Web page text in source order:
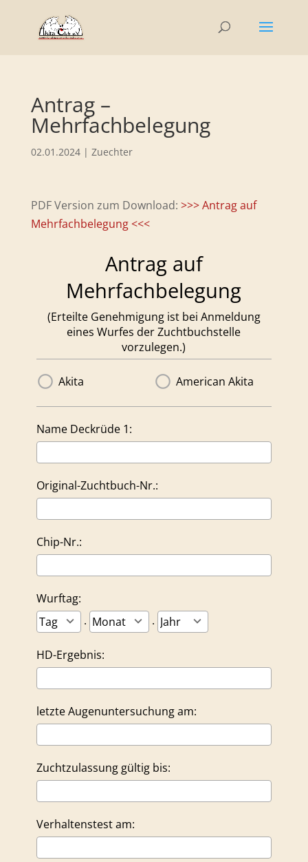
Antrag –
Mehrfachbelegung
02.01.2024| Zuechter
PDF Version zum Download: >>> Antrag auf
Mehrfachbelegung <<<
Antrag auf
Mehrfachbelegung
(Erteilte Genehmigung ist bei Anmeldung
eines Wurfes der Zuchtbuchstelle
vorzulegen.)
Akita American Akita
Name Deckrüde 1:
Original-Zuchtbuch-Nr.:
Chip-Nr.:
Wurftag:
.
.
HD-Ergebnis:
letzte Augenuntersuchung am:
Zuchtzulassung gültig bis:
Verhaltenstest am: